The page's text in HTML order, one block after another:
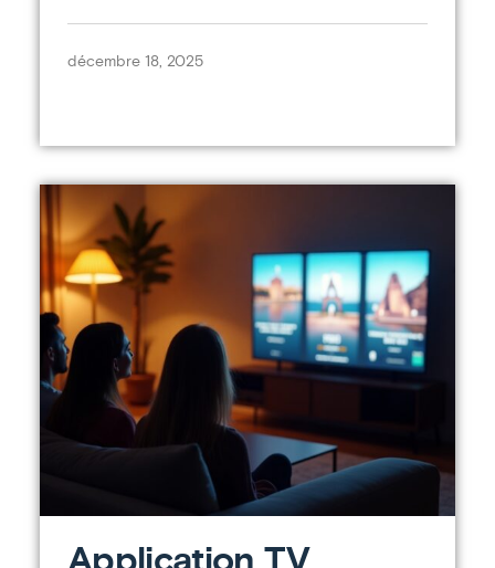
décembre 18, 2025
Application TV